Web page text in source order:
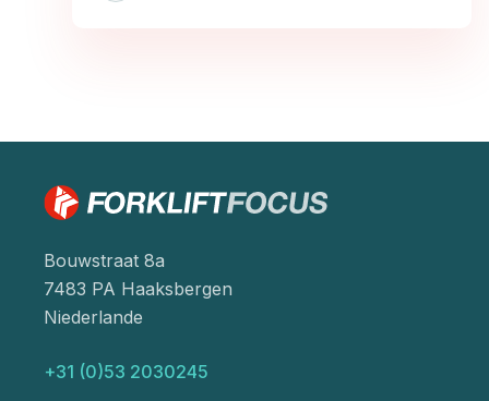
Bouwstraat 8a
7483 PA Haaksbergen
Niederlande
+31 (0)53 2030245